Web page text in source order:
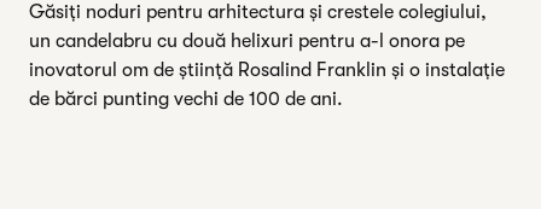
Găsiți noduri pentru arhitectura și crestele colegiului,
un candelabru cu două helixuri pentru a-l onora pe
inovatorul om de știință Rosalind Franklin și o instalație
de bărci punting vechi de 100 de ani.